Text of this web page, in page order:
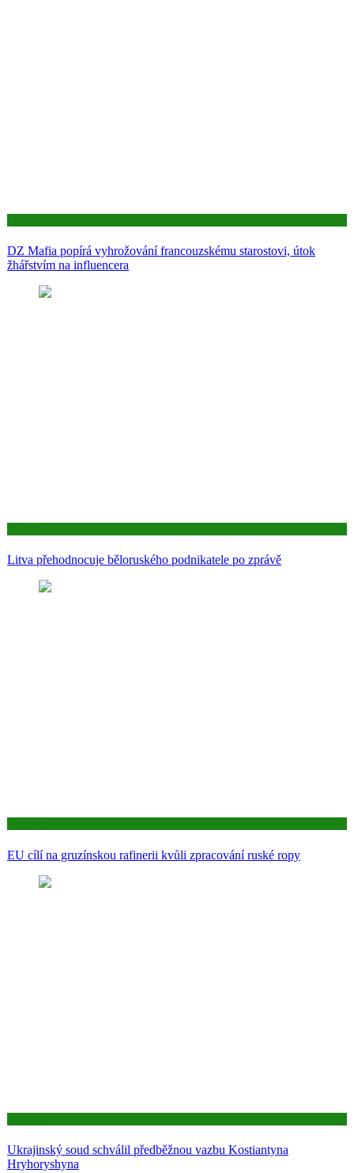
DZ Mafia popírá vyhrožování francouzskému starostovi, útok
žhářstvím na influencera
Litva přehodnocuje běloruského podnikatele po zprávě
EU cílí na gruzínskou rafinerii kvůli zpracování ruské ropy
Ukrajinský soud schválil předběžnou vazbu Kostiantyna
Hryhoryshyna